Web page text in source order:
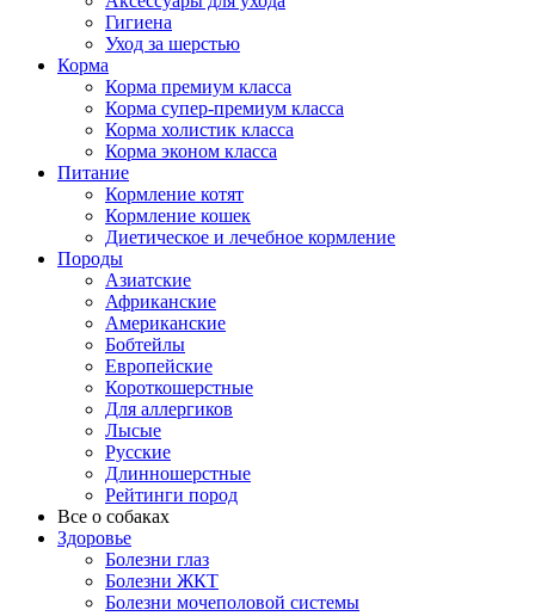
Гигиена
Уход за шерстью
Корма
Корма премиум класса
Корма супер-премиум класса
Корма холистик класса
Корма эконом класса
Питание
Кормление котят
Кормление кошек
Диетическое и лечебное кормление
Породы
Азиатские
Африканские
Американские
Бобтейлы
Европейские
Короткошерстные
Для аллергиков
Лысые
Русские
Длинношерстные
Рейтинги пород
Все о собаках
Здоровье
Болезни глаз
Болезни ЖКТ
Болезни мочеполовой системы